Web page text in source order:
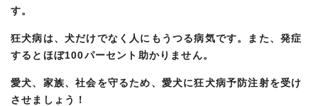
す。
狂犬病は、犬だけでなく人にもうつる病気です。また、発症
するとほぼ100パーセント助かりません。
愛犬、家族、社会を守るため、愛犬に狂犬病予防注射を受け
させましょう！